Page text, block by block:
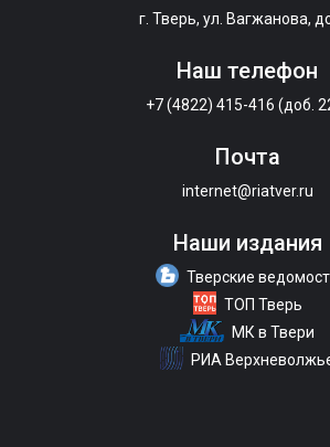
г. Тверь, ул. Вагжанова,
Наш телефон
+7 (4822) 415-416 (доб.
Почта
internet@riatver.ru
Наши издания
Тверские
ТОП Тверь
МК в Твери
РИА